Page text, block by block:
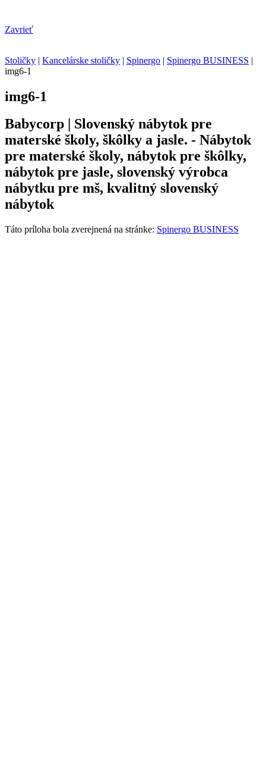
Zavrieť
Stoličky | Kancelárske stoličky | Spinergo | Spinergo BUSINESS |
img6-1
img6-1
Babycorp | Slovenský nábytok pre
materské školy, škôlky a jasle. - Nábytok
pre materské školy, nábytok pre škôlky,
nábytok pre jasle, slovenský výrobca
nábytku pre mš, kvalitný slovenský
nábytok
Táto príloha bola zverejnená na stránke: Spinergo BUSINESS